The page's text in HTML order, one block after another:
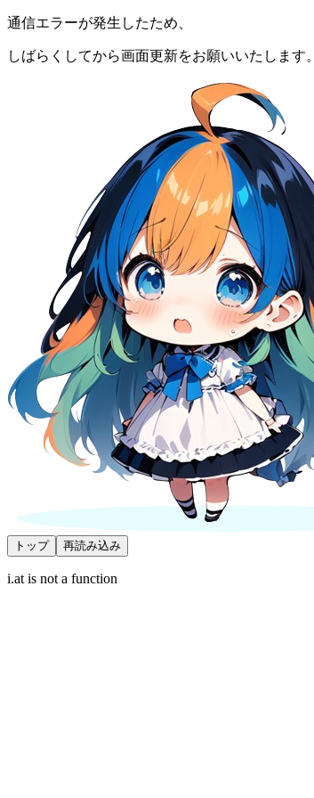
通信エラーが発生したため、
しばらくしてから画面更新をお願いいたします。
トップ 再読み込み
i.at is not a function